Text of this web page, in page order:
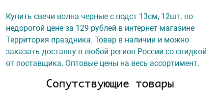
Купить свечи волна черные с подст 13см, 12шт. по
недорогой цене за 129 рублей в интернет-магазине
Территория праздника. Товар в наличии и можно
заказать доставку в любой регион России со скидкой
от поставщика. Оптовые цены на весь ассортимент.
Сопутствующие товары